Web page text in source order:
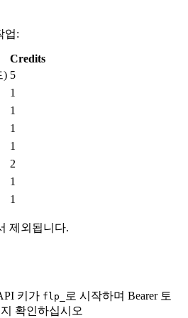
업:
Credits
) 5
1
1
1
1
2
1
1
제외됩니다.
키가 flp_
로 시작하며 Bearer 토
확인하십시오